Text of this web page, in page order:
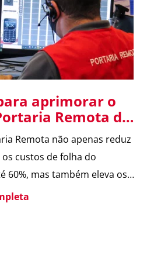
aprimorar o
Remota do
Remota não apenas reduz
custos de folha do
60%, mas também eleva os
Neste post,